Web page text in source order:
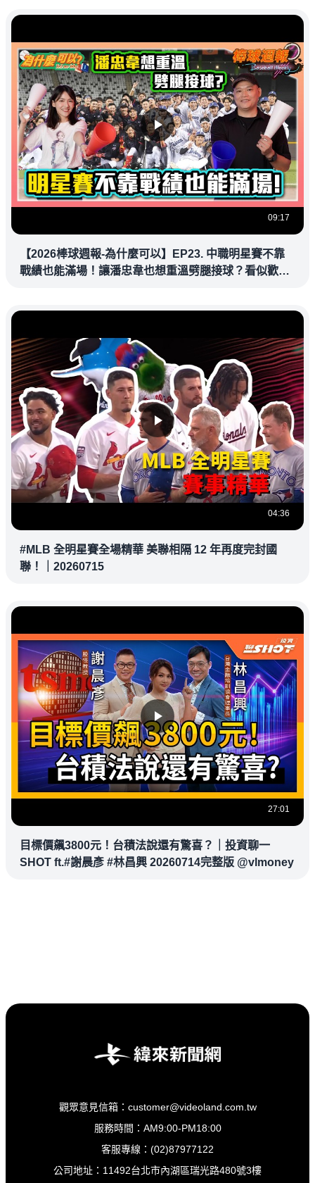
09:17
【2026棒球週報-為什麼可以】EP23. 中職明星賽不靠
戰績也能滿場！讓潘忠韋也想重溫劈腿接球？看似歡樂
04:36
#MLB 全明星賽全場精華 美聯相隔 12 年再度完封國
聯！｜20260715
27:01
目標價飆3800元！台積法說還有驚喜？｜投資聊一
SHOT ft.#謝晨彥 #林昌興 20260714完整版 @vlmoney
觀眾意見信箱：customer@videoland.com.tw
服務時間：AM9:00-PM18:00
客服專線：(02)87977122
公司地址：11492台北市內湖區瑞光路480號3樓